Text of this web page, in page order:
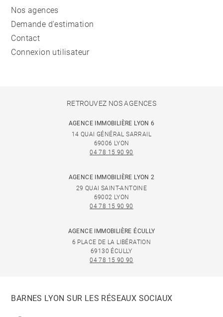
Nos agences
Demande d'estimation
Contact
Connexion utilisateur
RETROUVEZ NOS AGENCES
AGENCE IMMOBILIÈRE LYON 6
14 QUAI GÉNÉRAL SARRAIL
69006 LYON
04 78 15 90 90
AGENCE IMMOBILIÈRE LYON 2
29 QUAI SAINT-ANTOINE
69002 LYON
04 78 15 90 90
AGENCE IMMOBILIÈRE ÉCULLY
6 PLACE DE LA LIBÉRATION
69130 ÉCULLY
04 78 15 90 90
BARNES LYON SUR LES RÉSEAUX SOCIAUX